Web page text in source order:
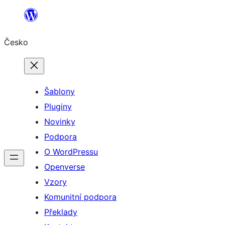
Přeskočit
obsah
Česko
Šablony
Pluginy
Novinky
Podpora
O WordPressu
Openverse
Vzory
Komunitní podpora
Překlady